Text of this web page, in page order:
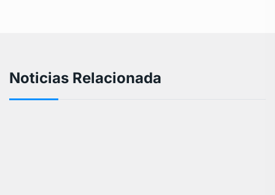
Noticias Relacionada